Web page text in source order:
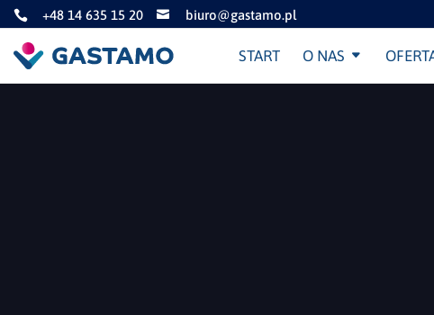
 +48 14 635 15 20  biuro@gastamo.pl
START O NAS